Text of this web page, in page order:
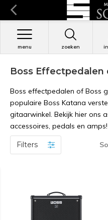
zoeken
menu
Boss Effectpedalen
Boss effectpedalen of Boss
populaire Boss Katana
gitaarwinkel. Bekijk hier ons
accessoires, pedals en amps!
Filters